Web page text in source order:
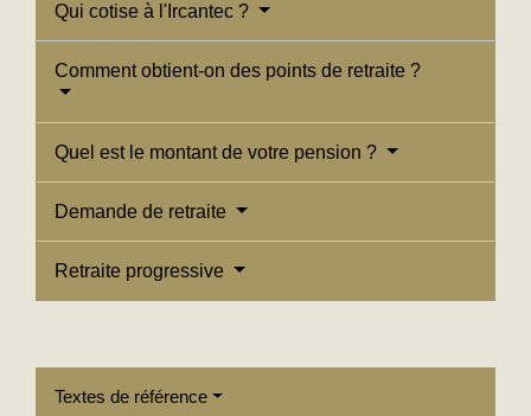
Qui cotise à l'Ircantec ?
Comment obtient-on des points de retraite ?
Quel est le montant de votre pension ?
Demande de retraite
Retraite progressive
Textes de référence